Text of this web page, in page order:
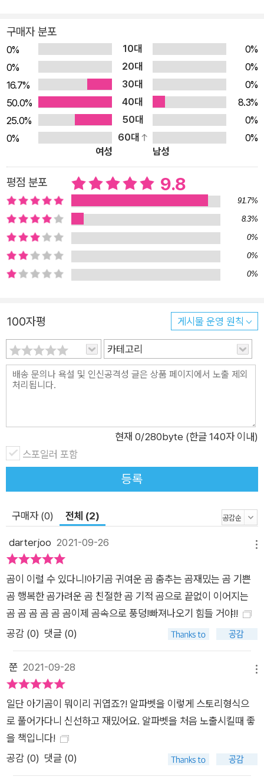
가득한 그림책 그림책 『아기 곰 ABC』는 말하고 읽는 즐거움을
전해줍니다. ABC 그림책은 알파벳 순서에 따라 이야기를 만듭니
다. 이루리 작가는 그림책 『아기 곰 ABC』를 신나는 노래처럼 즐
겁게 만들었다고 합니다. 실제로 그림책 『아기 곰 ABC』의 영어
와 우리말은 쉽고 단순합니다. Baby bear is Cute. Cute bear
is Dancing. 아기 곰은 귀여워. 귀여운 곰이 춤을 춰. _본문 중에
서 표현은 단순하지만 사랑이 듬뿍 담겨 있습니다. 그야말로 노래
하듯 말하는 즐거움이 가득합니다. 그림책 『아기 곰 ABC』는 어
린이에게 자유롭게 말하고 표현하는 즐거움을 선사합니다. 세계
적인 작가 이루리와 하선정이 만든 ABC 그림책 이루리 작가의
작품들은 여러 나라로 수출되어 세계적인 사랑을 받고 있습니다.
그리고 이번에는 하선정 작가와 함께 『아기 곰 ABC』를 만들었습
니다. 『아기 곰 ABC』에는 많은 독자들의 사랑을 받았던 『스트로
베리 베리 팡팡』 『코튼 캔디 캔디 뿅뿅』의 고슴도치, 두더지, 토
끼, 오리, 다람쥐가 또 한 번 등장해 아기 곰과 독자들을 즐겁게
어느 날 새벽, ‘A baby bear is Born.’으로 시작된 목소리는 마지
막 문장인 ‘Zany bear is Alive!’까지 쉬지 않고 들려왔답니다.
그렇게 꿈에서 받아쓴 이야기가 바로 『아기 곰 ABC』입니다. 영
어 문장은 이루리 작가의 친구인 제이미 브라운과 브래드 커틴이
한 번 더 확인해 주었습니다. 어른은 글을 읽고 어린이는 그림을
읽고 한글을 읽습니다. 하지만 어린이는 언제나 그림을 읽습니다.
하선정 작가의 그림에는 언제나 재미있는 이야기가 가득합니다.
그림 속에서 아기 곰과 동물 친구들의 재미있는 일화를 찾아보세
요! 어린이와 함께 그림 이야기꽃을 피워보세요! 유쾌한 그림 속
에 담아낸 경이로운 어린이의 세계 무엇보다 하선정 작가가 만들
어낸 그림 이야기는 정말 놀랍습니다! 얼핏 보면 귀여운 코미디입
니다. 하지만 자세히 들여다보면, 어린이의 탄생부터 육아의 행복
그리고 성장의 기쁨까지, 어린이의 모든 것을 담아낸 그림책이 바
로 『아기 곰 ABC』입니다. 하선정 작가의 그림에는 언제나 소소
한 유머가 가득합니다. 그리고 하선정 작가의 소소한 유머 속에는
삶의 경이로움이 진주처럼 반짝입니다! _이루리(작가, 북극곰 편
집장, 이루리북스 대표)
구매자 분포
0% 10대
0%
0%
20대
0%
16.7%
30대
0%
50.0%
40대
8.3%
25.0%
50대
0%
0%
60대
0%
여성
남성
평점 분포 9.8
91.7%
8.3%
0%
0%
0%
100자평 게시물 운영 원칙
카테고리
현재 0/280byte (한글 140자 이내)
스포일러 포함
등록
구매자 (0) 전체 (2)
darterjoo 2021-09-26
곰이 이럴 수 있다니!아기곰 귀여운 곰 춤추는 곰재밌는 곰 기쁜
곰 행복한 곰가려운 곰 친절한 곰 기적 곰으로 끝없이 이어지는
곰 곰 곰 곰 곰 곰이제 곰속으로 풍덩!빠져나오기 힘들 거야!!
공감 (0) 댓글 (0)
쭌 2021-09-28
일단 아기곰이 뭐이리 귀엽죠?! 알파벳을 이렇게 스토리형식으
로 풀어가다니 신선하고 재밌어요. 알파벳을 처음 노출시킬때 좋
을 책입니다!
공감 (0) 댓글 (0)